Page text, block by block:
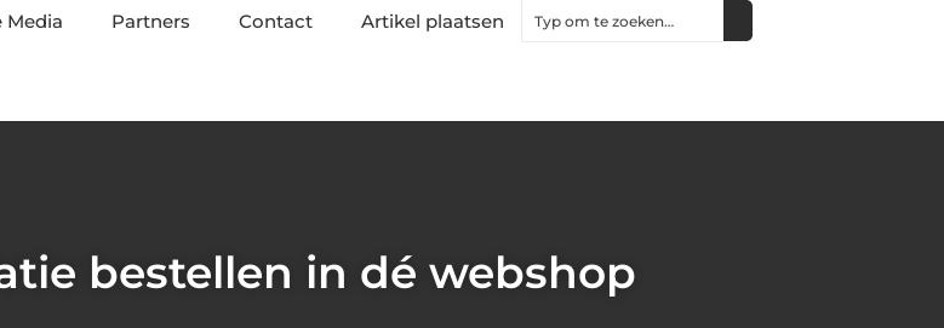
Media Partners Contact Artikel plaatsen
bestellen in dé webshop